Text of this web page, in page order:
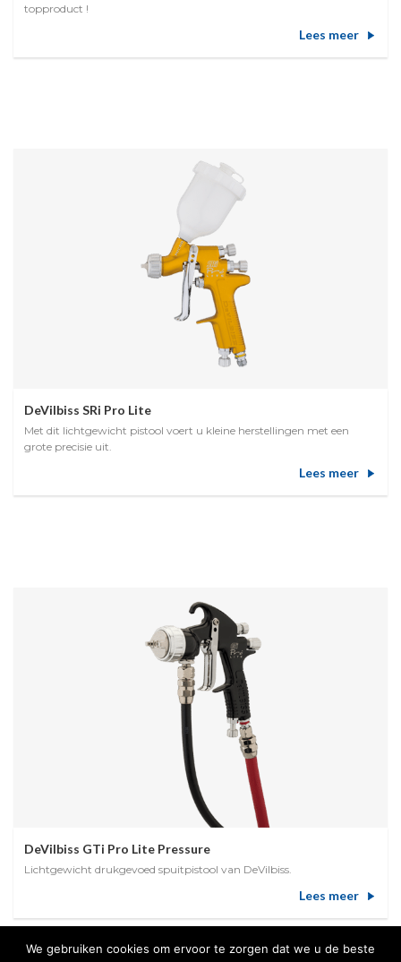
topproduct !
Lees meer
DeVilbiss SRi Pro Lite
Met dit lichtgewicht pistool voert u kleine herstellingen met een
grote precisie uit.
Lees meer
DeVilbiss GTi Pro Lite Pressure
Lichtgewicht drukgevoed spuitpistool van DeVilbiss.
Lees meer
We gebruiken cookies om ervoor te zorgen dat we u de beste